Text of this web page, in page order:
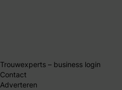
Trouwexperts – business login
Contact
Adverteren